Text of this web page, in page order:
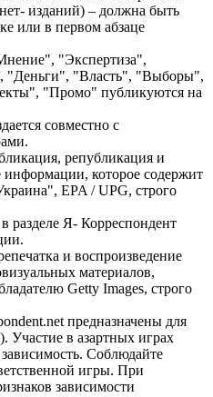
изданий) – должна быть
или в первом абзаце
"Экспертиза",
"Деньги", "Власть", "Выборы",
"Промо" публикуются на
совместно с
републикация и
информации, которое содержит
EPA / UPG, строго
разделе Я- Корреспондент
и воспроизведение
материалов,
Getty Images, строго
предназначены для
Участие в азартных играх
Соблюдайте
игры. При
зависимости